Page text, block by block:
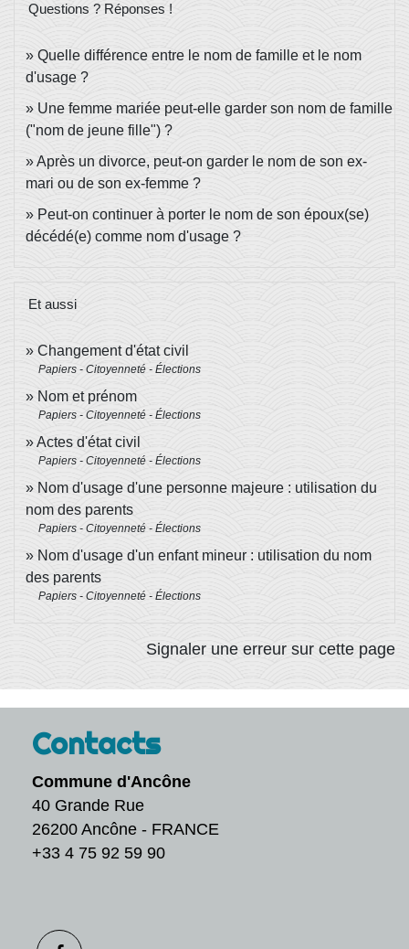
Questions ? Réponses !
Quelle différence entre le nom de famille et le nom
d'usage ?
Une femme mariée peut-elle garder son nom de famille
("nom de jeune fille") ?
Après un divorce, peut-on garder le nom de son ex-
mari ou de son ex-femme ?
Peut-on continuer à porter le nom de son époux(se)
décédé(e) comme nom d'usage ?
Et aussi
Changement d'état civil
Papiers - Citoyenneté - Élections
Nom et prénom
Papiers - Citoyenneté - Élections
Actes d'état civil
Papiers - Citoyenneté - Élections
Nom d'usage d'une personne majeure : utilisation du
nom des parents
Papiers - Citoyenneté - Élections
Nom d'usage d'un enfant mineur : utilisation du nom
des parents
Papiers - Citoyenneté - Élections
Signaler une erreur sur cette page
Contacts
Commune d'Ancône
40 Grande Rue
26200 Ancône - FRANCE
+33 4 75 92 59 90